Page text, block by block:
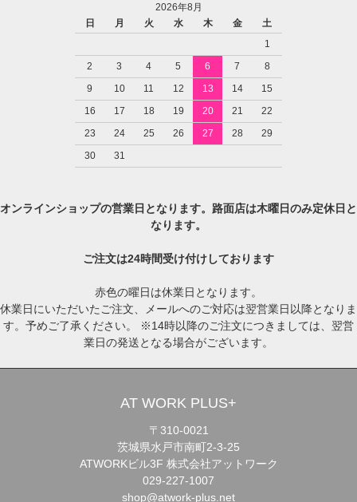
2026年8月
日
月 火 水 木 金
土
1
2
3 4 5 6 7
8
9
10 11 12 13 14
15
16
17 18 19 20 21
22
23
24 25 26 27 28
29
30
31
オンラインショップの営業日となります。路面店は木曜日のみ定休日と
なります。
ご注文は24時間受け付けしております
赤色の曜日は休業日となります。
休業日にいただいたご注文、メールへのご対応は翌営業日以降となりま
す。予めご了承ください。 ※14時以降のご注文につきましては、翌営
業日の発送となる場合がございます。
AT WORK PLUS+
〒310-0021
茨城県水戸市南町2-3-25
ATWORKビル3F 株式会社アットワーク
029-227-1007
shop@atwork-plus.net